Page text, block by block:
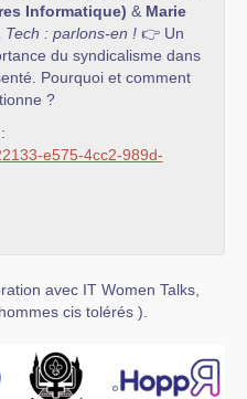
Informatique) & Marie
Tech : parlons-en !👉 Un
du syndicalisme dans
Pourquoi et comment
?
e575-4cc2-989d-
avec IT Women Talks,
cis tolérés ).